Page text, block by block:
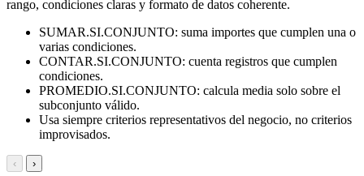
rango, condiciones claras y formato de datos coherente.
SUMAR.SI.CONJUNTO: suma importes que cumplen una o
varias condiciones.
CONTAR.SI.CONJUNTO: cuenta registros que cumplen
condiciones.
PROMEDIO.SI.CONJUNTO: calcula media solo sobre el
subconjunto válido.
Usa siempre criterios representativos del negocio, no criterios
improvisados.
‹ ›